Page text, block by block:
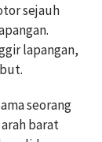
sejauh
lapangan,
seorang
barat